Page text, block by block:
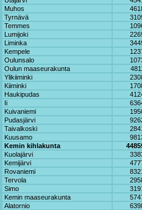
Muhos
Tyrnävä
Temmes
Lumijoki
Liminka
Kempele
Oulunsalo
Oulun maaseurakunta
Ylikiiminki
Kiiminki
Haukipudas
Ii
Kuivaniemi
Pudasjärvi
Taivalkoski
Kuusamo
Kemin kihlakunta
Kuolajärvi
Kemijärvi
Rovaniemi
Tervola
Simo
Kemin maaseurakunta
Alatornio